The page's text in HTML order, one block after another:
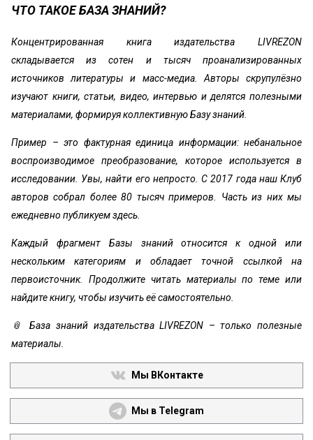
ЧТО ТАКОЕ БАЗА ЗНАНИЙ?
Концентрированная книга издательства LIVREZON
складывается из сотен и тысяч проанализированных
источников литературы и масс-медиа. Авторы скрупулёзно
изучают книги, статьи, видео, интервью и делятся полезными
материалами, формируя коллективную Базу знаний.
Пример – это фактурная единица информации: небанальное
воспроизводимое преобразование, которое используется в
исследовании. Увы, найти его непросто. С 2017 года наш Клуб
авторов собрал более 80 тысяч примеров. Часть из них мы
ежедневно публикуем здесь.
Каждый фрагмент Базы знаний относится к одной или
нескольким категориям и обладает точной ссылкой на
первоисточник. Продолжите читать материалы по теме или
найдите книгу, чтобы изучить её самостоятельно.
📎 База знаний издательства LIVREZON – только полезные
материалы.
Мы ВКонтакте
Мы в Telegram